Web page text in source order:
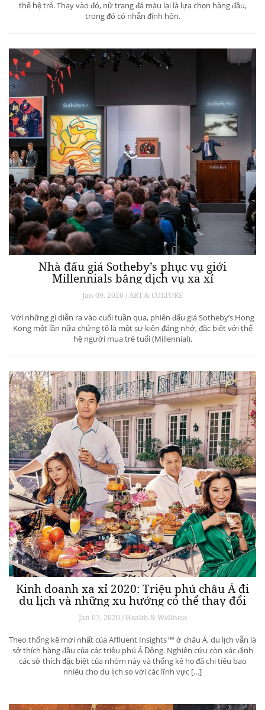
thế hệ trẻ. Thay vào đó, nữ trang đá màu lại là lựa chọn hàng đầu,
trong đó có nhẫn đính hôn.
Nhà đấu giá Sotheby’s phục vụ giới
Millennials bằng dịch vụ xa xỉ
Jan 09, 2020 / ART & CULTURE
Với những gì diễn ra vào cuối tuần qua, phiên đấu giá Sotheby’s Hong
Kong một lần nữa chứng tỏ là một sự kiện đáng nhớ, đặc biệt với thế
hệ người mua trẻ tuổi (Millennial).
Kinh doanh xa xỉ 2020: Triệu phú châu Á đi
du lịch và những xu hướng có thể thay đổi
ngành du lịch thượng lưu
Jan 07, 2020 / Health & Wellness
Theo thống kê mới nhất của Affluent Insights™ ở châu Á, du lịch vẫn là
sở thích hàng đầu của các triệu phú Á Đông. Nghiên cứu còn xác định
các sở thích đặc biệt của nhóm này và thống kê họ đã chi tiêu bao
nhiêu cho du lịch so với các lĩnh vực […]